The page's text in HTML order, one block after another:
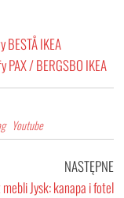
BESTÅ IKEA
/ BERGSBO IKEA
Youtube
NASTĘPNE
Jysk: kanapa i fotel